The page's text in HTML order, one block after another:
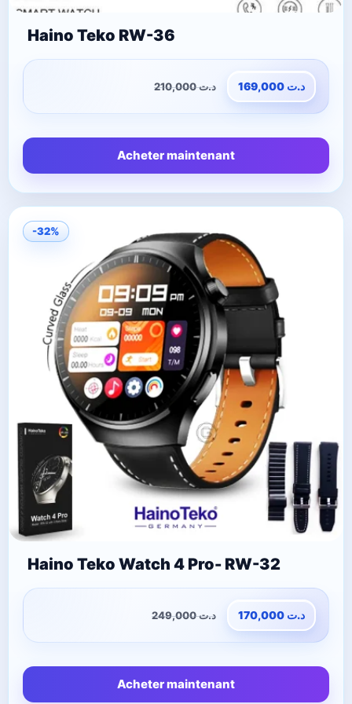
Haino Teko RW-36
د.ت210,000 د.ت
Acheter maintenant
-32%
Haino Teko Watch 4 Pro- RW-32
د.ت249,000 د.ت
Acheter maintenant